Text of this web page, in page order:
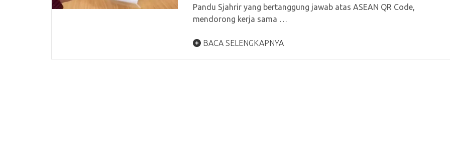
Pandu Sjahrir yang bertanggung jawab atas ASEAN QR Code,
mendorong kerja sama …
BACA SELENGKAPNYA